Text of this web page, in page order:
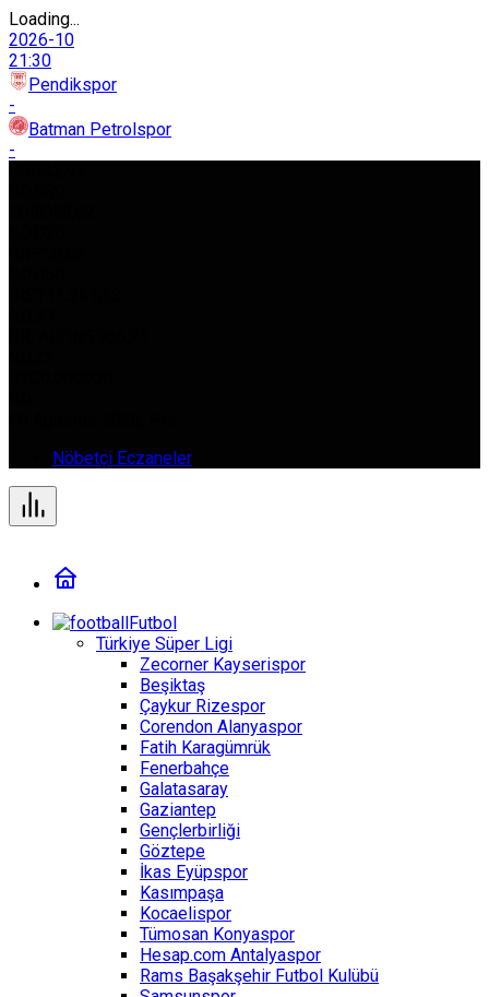
Loading...
2026-10
21:30
Pendikspor
-
Batman Petrolspor
-
Nöbetçi Eczaneler
Futbol
Türkiye Süper Ligi
Zecorner Kayserispor
Beşiktaş
Çaykur Rizespor
Corendon Alanyaspor
Fatih Karagümrük
Fenerbahçe
Galatasaray
Gaziantep
Gençlerbirliği
Göztepe
İkas Eyüpspor
Kasımpaşa
Kocaelispor
Tümosan Konyaspor
Hesap.com Antalyaspor
Rams Başakşehir Futbol Kulübü